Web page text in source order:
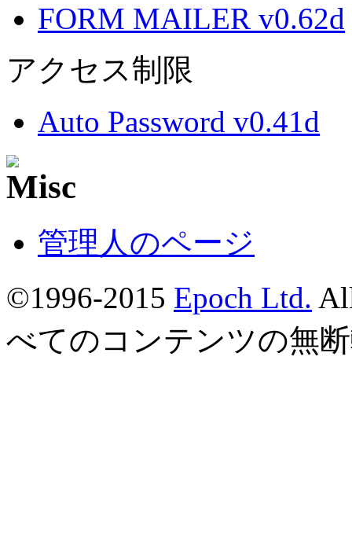
FORM MAILER v0.62d
アクセス制限
Auto Password v0.41d
管理人のページ
©1996-2015 Epoch Ltd.
べてのコンテンツの無